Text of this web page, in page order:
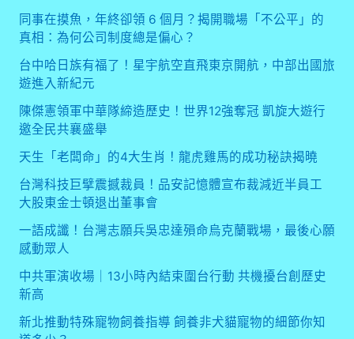
同事在摸魚，年終卻領 6 個月？揭開職場「不公平」的
真相：為何公司制度總是偏心？
台中哈日族有福了！星宇航空直飛東京開航，中部出國旅
遊進入新紀元
陳傑憲領軍中華隊締造歷史！世界12強奪冠 凱旋大遊行
邀全民共襄盛舉
天生「老闆命」的4大生肖！龍虎雞馬的成功秘訣揭曉
台灣科技巨擘震撼裁員！品安記憶體宣布裁減近半員工
大股東金士頓退出董事會
一語成讖！台灣志願兵吳忠達殞命烏克蘭戰場，最後心願
感動眾人
中共軍演收場｜13小時內結束圍台行動 共機擾台創歷史
新高
新北推動特殊寵物飼養指導 飼養非犬貓寵物的細節你知